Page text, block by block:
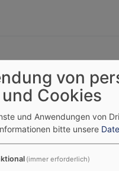
macht“
feiert der
und
erwartet.
von
Cookies
und Anwendungen von
bitte unsere
(immer erforderlich)